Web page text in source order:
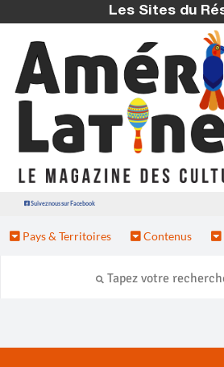
Les Sites du
Suivez nous sur Facebook
Pays & Territoires Contenus